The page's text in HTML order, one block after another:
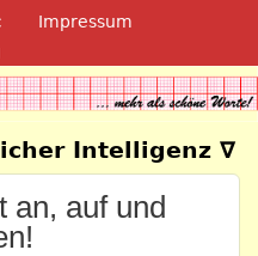
Impressum
Intelligenz ∇
an, auf und